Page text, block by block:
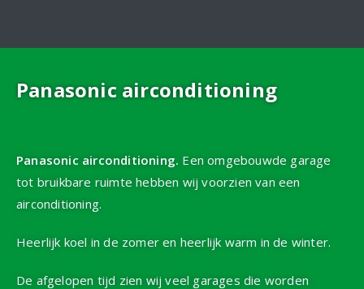
Panasonic airconditioning
Panasonic airconditioning. Een omgebouwde garage
tot bruikbare ruimte hebben wij voorzien van een
airconditioning.
Heerlijk koel in de zomer en heerlijk warm in de winter.
De afgelopen tijd zien wij veel garages die worden